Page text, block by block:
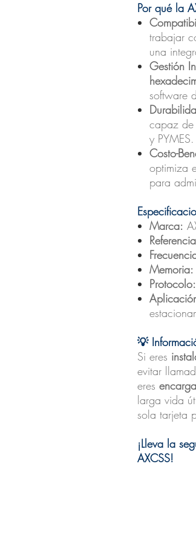
Por qué la
trabajar
una
Gestión
software
capaz de
y PYMES.
Costo-
optimiza
para
Marca:
Memoria:
Protocolo:
💡
Si eres
evitar
eres
larga vida
sola tarjeta
¡Lleva la
AXCSS!